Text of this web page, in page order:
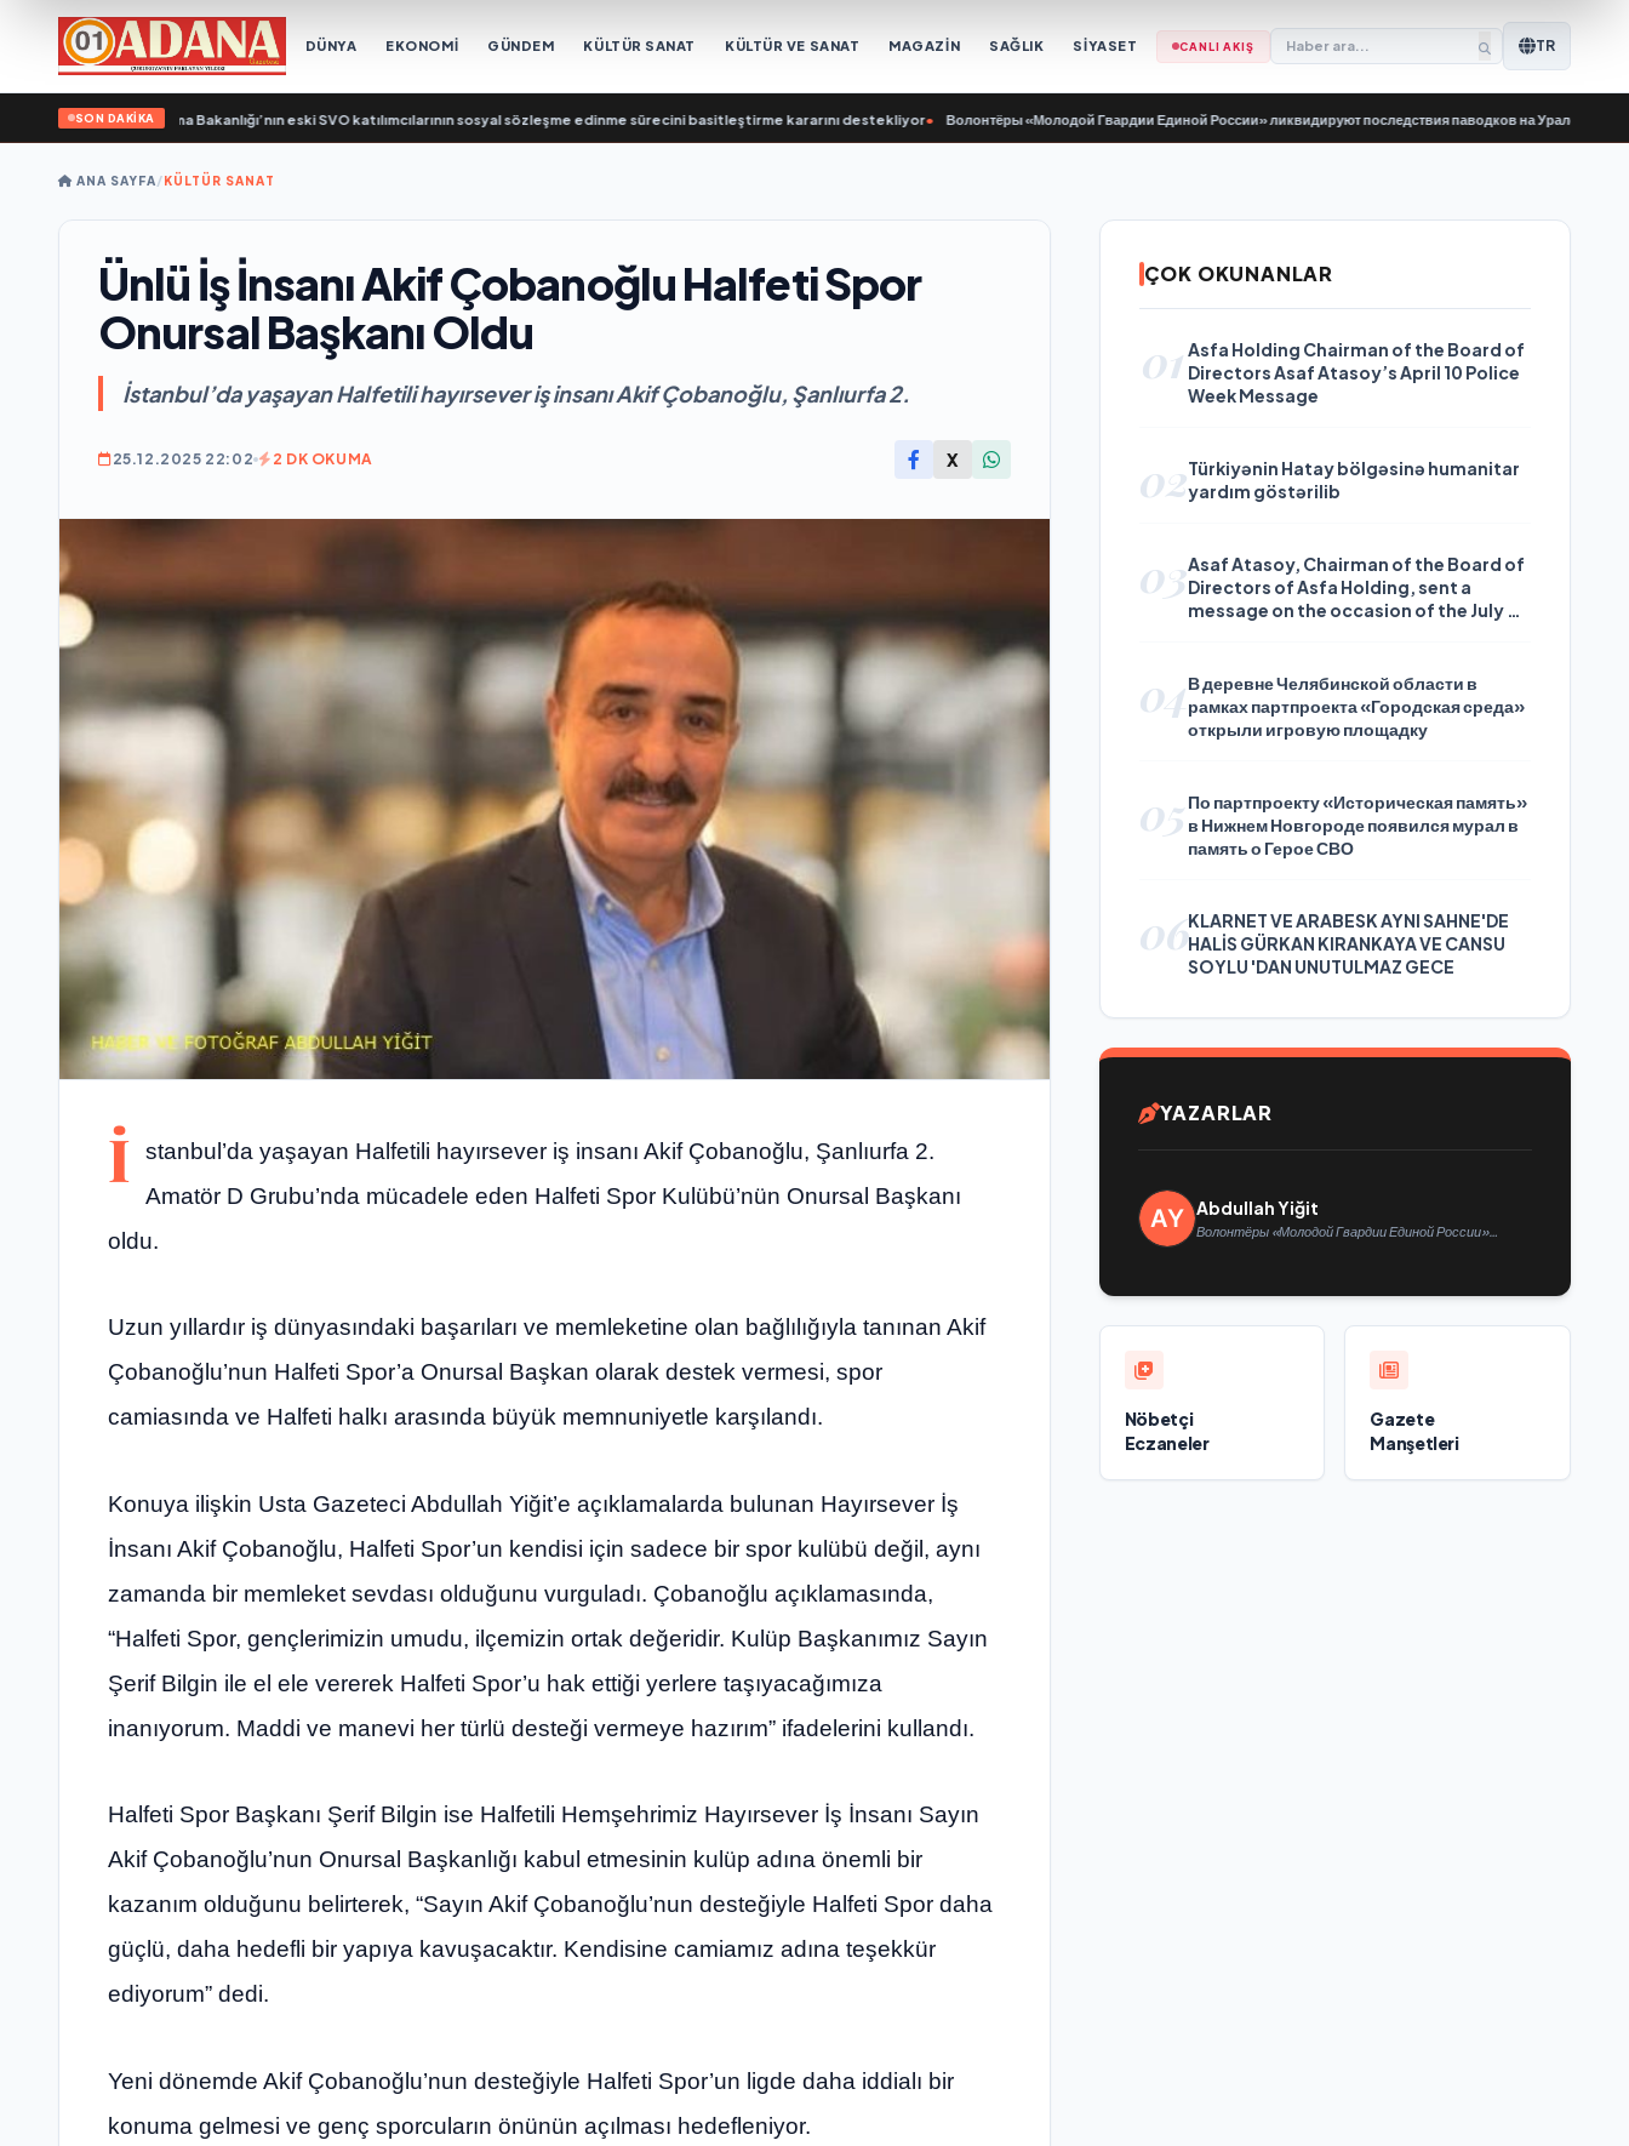
DÜNYA EKONOMİ GÜNDEM KÜLTÜR SANAT KÜLTÜR VE SANAT MAGAZİN SAĞLIK SİYASET CANLI AKIŞ TR
SON DAKİKA
Rusya, Çalışma Bakanlığı’nın eski SVO katılımcılarının sosyal sözleşme edinme sürecini basitleştirme kararını destekliyor• Волонтёры «Молодой Гвардии Единой России» ликвидируют последствия паводков на Урале и Дальнем
ANA SAYFA/KÜLTÜR SANAT
Ünlü İş İnsanı Akif Çobanoğlu Halfeti Spor
Onursal Başkanı Oldu
İstanbul’da yaşayan Halfetili hayırsever iş insanı Akif Çobanoğlu, Şanlıurfa 2.
25.12.2025 22:02 2 DK OKUMA X
İ
stanbul’da yaşayan Halfetili hayırsever iş insanı Akif Çobanoğlu, Şanlıurfa 2.
Amatör D Grubu’nda mücadele eden Halfeti Spor Kulübü’nün Onursal Başkanı
oldu.
Uzun yıllardır iş dünyasındaki başarıları ve memleketine olan bağlılığıyla tanınan Akif
Çobanoğlu’nun Halfeti Spor’a Onursal Başkan olarak destek vermesi, spor
camiasında ve Halfeti halkı arasında büyük memnuniyetle karşılandı.
Konuya ilişkin Usta Gazeteci Abdullah Yiğit’e açıklamalarda bulunan Hayırsever İş
İnsanı Akif Çobanoğlu, Halfeti Spor’un kendisi için sadece bir spor kulübü değil, aynı
zamanda bir memleket sevdası olduğunu vurguladı. Çobanoğlu açıklamasında,
“Halfeti Spor, gençlerimizin umudu, ilçemizin ortak değeridir. Kulüp Başkanımız Sayın
Şerif Bilgin ile el ele vererek Halfeti Spor’u hak ettiği yerlere taşıyacağımıza
inanıyorum. Maddi ve manevi her türlü desteği vermeye hazırım” ifadelerini kullandı.
Halfeti Spor Başkanı Şerif Bilgin ise Halfetili Hemşehrimiz Hayırsever İş İnsanı Sayın
Akif Çobanoğlu’nun Onursal Başkanlığı kabul etmesinin kulüp adına önemli bir
kazanım olduğunu belirterek, “Sayın Akif Çobanoğlu’nun desteğiyle Halfeti Spor daha
güçlü, daha hedefli bir yapıya kavuşacaktır. Kendisine camiamız adına teşekkür
ediyorum” dedi.
Yeni dönemde Akif Çobanoğlu’nun desteğiyle Halfeti Spor’un ligde daha iddialı bir
konuma gelmesi ve genç sporcuların önünün açılması hedefleniyor.
ÇOK OKUNANLAR
01 Asfa Holding Chairman of the Board of
Directors Asaf Atasoy’s April 10 Police
Week Message
02Türkiyənin Hatay bölgəsinə humanitar
yardım göstərilib
03Asaf Atasoy, Chairman of the Board of
Directors of Asfa Holding, sent a
message on the occasion of the July 24
04В деревне Челябинской области в
рамках партпроекта «Городская среда»
открыли игровую площадку
05 По партпроекту «Историческая память»
в Нижнем Новгороде появился мурал в
память о Герое СВО
06KLARNET VE ARABESK AYNI SAHNE'DE
HALİS GÜRKAN KIRANKAYA VE CANSU
SOYLU 'DAN UNUTULMAZ GECE
YAZARLAR
Abdullah Yiğit
Волонтёры «Молодой Гвардии Единой России»
Nöbetçi
Eczaneler
Gazete
Manşetleri